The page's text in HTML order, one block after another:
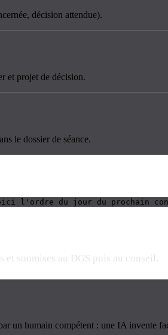
décision attendue).
et projet de décision.
le dossier de séance.
l'ordre du jour du
soumises au DGS puis au conseil.
un humain compétent : une IA invente